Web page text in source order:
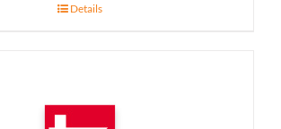
Details